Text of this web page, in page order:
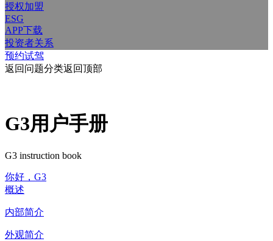
授权加盟
ESG
APP下载
投资者关系
预约试驾
返回问题分类返回顶部
G3用户手册
G3 instruction book
你好，G3
概述
内部简介
外观简介